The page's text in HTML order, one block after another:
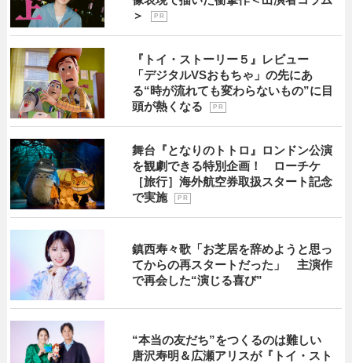
＞
P R
『トイ・ストーリー５』レビュー
「デジタルVSおもちゃ」の先にあ
る“時が流れても変わらないもの”に目
頭が熱くなる
P R
舞台『となりのトトロ』ロンドン公演
を観劇できる特別企画！ ローチケ
［旅行］海外航空券取扱スタート記念
で実施
P R
鎮西寿々歌「お芝居を辞めようと思っ
てからの再スタートだった」 主演作
で再会した“演じる喜び”
“本当の友だち”をつくるのは難しい
唐沢寿明＆広瀬アリスが『トイ・スト